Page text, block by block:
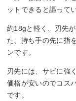
ットできると謳って
約18gと軽く、刃先
た、持ち手の先に指
ンです。
刃先には、サビに強
価格が安いのでコス
です。